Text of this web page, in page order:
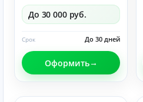
До 30 000 руб.
До 30 дней
Срок
Оформить